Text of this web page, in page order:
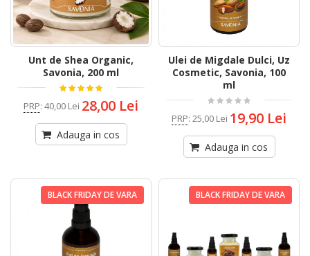
Unt de Shea Organic,
Savonia, 200 ml
PRP: 40,00 Lei 28,00 Lei
Adauga in cos
Ulei de Migdale Dulci, Uz
Cosmetic, Savonia, 100
ml
PRP: 25,00 Lei 19,90 Lei
Adauga in cos
BLACK FRIDAY DE VARA BLACK FRIDAY DE VARA